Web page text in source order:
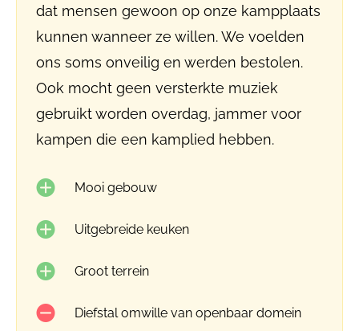
dat mensen gewoon op onze kampplaats
kunnen wanneer ze willen. We voelden
ons soms onveilig en werden bestolen.
Ook mocht geen versterkte muziek
gebruikt worden overdag, jammer voor
kampen die een kamplied hebben.
Mooi gebouw
Uitgebreide keuken
Groot terrein
Diefstal omwille van openbaar domein